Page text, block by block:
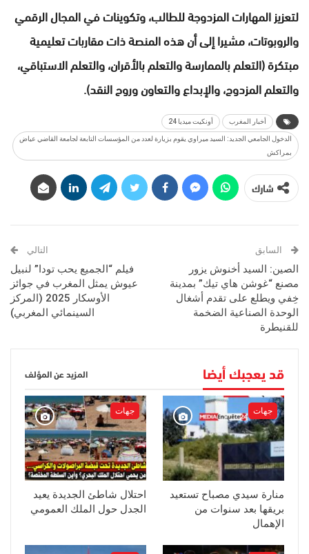
لتعزيز المهارات المزدوجة للطالب، وتكوينات في المجال الرقمي
والروبوتات، مشيرا إلى أن هذه المنصة ذات مقاربات تعليمية
مبتكرة (التعلم بالممارسة والتعلم بالأقران، والتعلم الاستباقي،
والتعلم المزدوج، والإبداع والتعاون وروح النقد).
أخبار المغرب أونكيت ميديا 24
الدخول الجامعي الجديد: السيد ميراوي يقوم بزيارة لعدد من المؤسسات التابعة لجامعة القاضي عياض
بمراكش
شارك
السابق
الصين: السيد أخنوش يزور
مصنع “غوشن هاي تيك” بمدينة
خِفي ويطلع على تقدم أشغال
الوحدة الصناعية الضخمة
للقنيطرة
التالي
فيلم “الجميع يحب تودا” لنبيل
عيوش يمثل المغرب في جوائز
الأوسكار 2025 (المركز
السينمائي المغربي)
قد يعجبك أيضا المزيد عن المؤلف
جهات
منارة سيدي مصباح تستعيد
بريقها بعد سنوات من
الإهمال
جهات
احتلال شاطئ الجديدة يعيد
الجدل حول الملك العمومي